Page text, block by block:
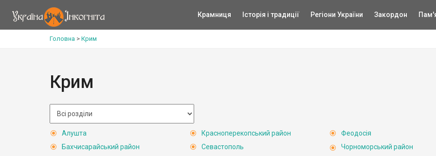
Крамниця Історія і традиції Регіони України Закордон
Головна > Крим
Крим
Алушта
Бахчисарайський район
Красноперекопський район
Севастополь
Феодосія
Чорноморський район